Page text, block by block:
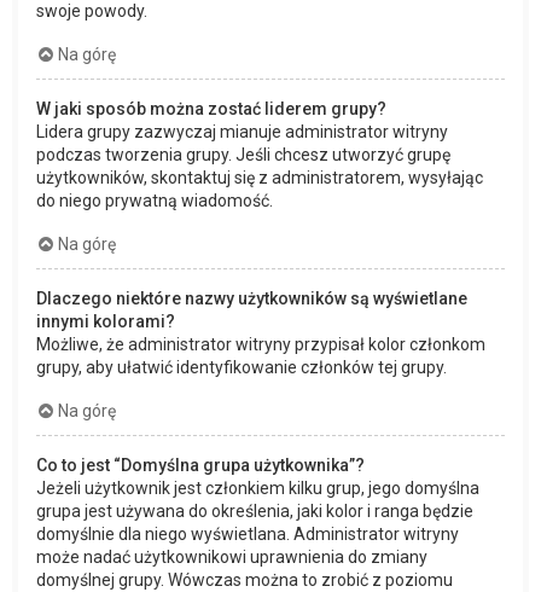
swoje powody.
Na górę
W jaki sposób można zostać liderem grupy?
Lidera grupy zazwyczaj mianuje administrator witryny
podczas tworzenia grupy. Jeśli chcesz utworzyć grupę
użytkowników, skontaktuj się z administratorem, wysyłając
do niego prywatną wiadomość.
Na górę
Dlaczego niektóre nazwy użytkowników są wyświetlane
innymi kolorami?
Możliwe, że administrator witryny przypisał kolor członkom
grupy, aby ułatwić identyfikowanie członków tej grupy.
Na górę
Co to jest “Domyślna grupa użytkownika”?
Jeżeli użytkownik jest członkiem kilku grup, jego domyślna
grupa jest używana do określenia, jaki kolor i ranga będzie
domyślnie dla niego wyświetlana. Administrator witryny
może nadać użytkownikowi uprawnienia do zmiany
domyślnej grupy. Wówczas można to zrobić z poziomu